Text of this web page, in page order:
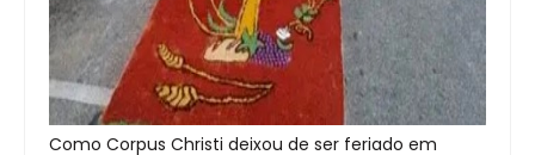
Como Corpus Christi deixou de ser feriado em